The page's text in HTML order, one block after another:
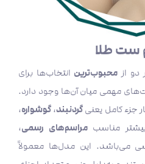
ست طلا
از محبوب‌ترین انتخاب‌ها برای
مهمی میان آن‌ها وجود دارد.
جزء کامل یعنی گردنبند، گوشواره،
مناسبمراسم‌های رسمی،
می‌باشد. این مدل‌ها معمولاً